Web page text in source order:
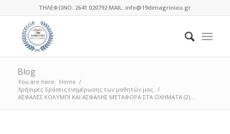
ΤΗΛΕΦΩΝΟ: 2641 020792 MAIL: info@19dimagriniou.gr
Blog
You are here: Home /
Χρήσιμες δράσεις ενημέρωσης των μαθητών μας. /
ΑΣΦΑΛΕΣ ΚΟΛΥΜΠΙ ΚΑΙ ΑΣΦΑΛΗΣ ΜΕΤΑΦΟΡΑ ΣΤΑ ΟΧΗΜΑΤΑ (2)...